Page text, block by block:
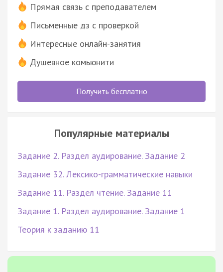
Прямая связь с преподавателем
Письменные дз с проверкой
Интересные онлайн-занятия
Душевное комьюнити
Получить бесплатно
Популярные материалы
Задание 2. Раздел аудирование. Задание 2
Задание 32. Лексико-грамматические навыки
Задание 11. Раздел чтение. Задание 11
Задание 1. Раздел аудирование. Задание 1
Теория к заданию 11